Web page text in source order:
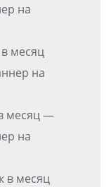
на
месяц
на
месяц —
на
в месяц